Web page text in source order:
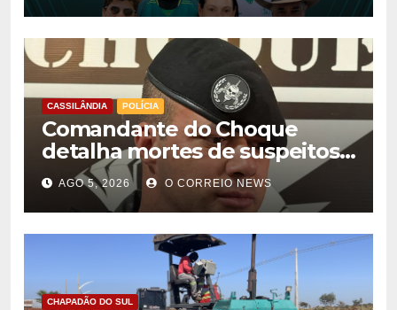
CASSILÂNDIA POLÍCIA
Comandante do Choque
detalha mortes de suspeitos
de homicídio em Cassilândia
AGO 5, 2026 O CORREIO NEWS
CHAPADÃO DO SUL